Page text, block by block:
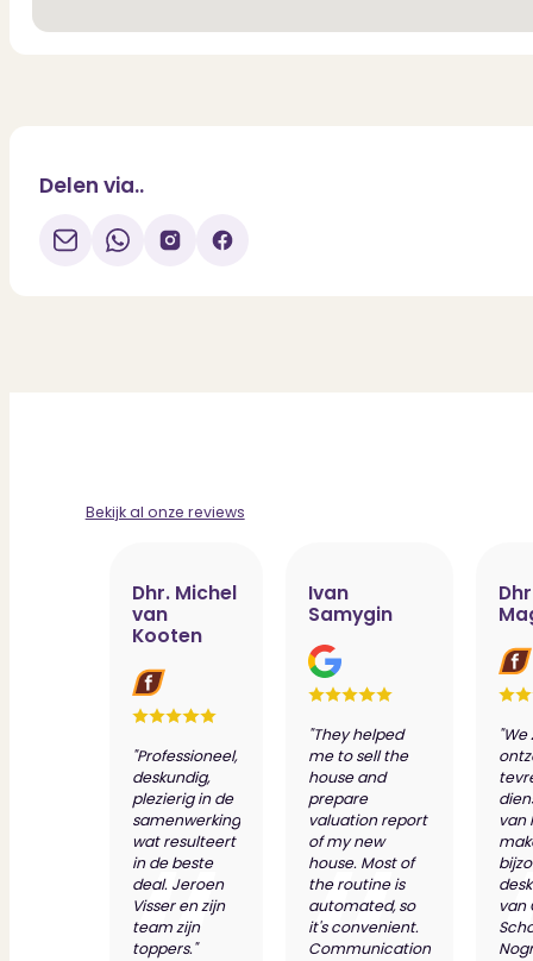
Delen via..
Bekijk al onze reviews
Dhr. Michel
van
Kooten
"Professioneel,
deskundig,
plezierig in de
samenwerking
wat resulteert
in de beste
deal. Jeroen
Visser en zijn
team zijn
toppers."
Ivan
Samygin
"They helped
me to sell the
house and
prepare
valuation report
of my new
house. Most of
the routine is
automated, so
it's convenient.
Communication
"We
van
van